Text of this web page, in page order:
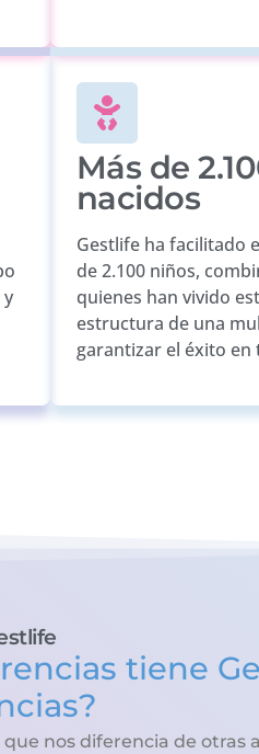
Más de
nacidos
Gestlife ha facilitado
de 2.100 niños,
quienes han vivido
estructura de una
garantizar el éxito en
tiene
que nos diferencia de otras